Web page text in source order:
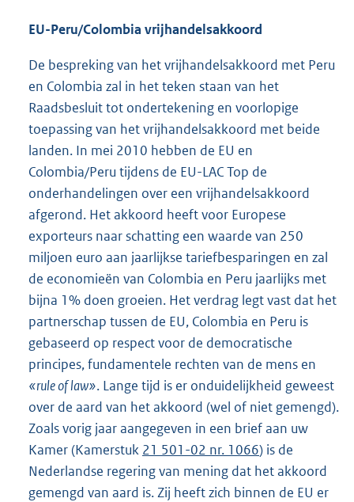
EU-Peru/Colombia vrijhandelsakkoord
De bespreking van het vrijhandelsakkoord met Peru
en Colombia zal in het teken staan van het
Raadsbesluit tot ondertekening en voorlopige
toepassing van het vrijhandelsakkoord met beide
landen. In mei 2010 hebben de EU en
Colombia/Peru tijdens de EU-LAC Top de
onderhandelingen over een vrijhandelsakkoord
afgerond. Het akkoord heeft voor Europese
exporteurs naar schatting een waarde van 250
miljoen euro aan jaarlijkse tariefbesparingen en zal
de economieën van Colombia en Peru jaarlijks met
bijna 1% doen groeien. Het verdrag legt vast dat het
partnerschap tussen de EU, Colombia en Peru is
gebaseerd op respect voor de democratische
principes, fundamentele rechten van de mens en
«rule of law». Lange tijd is er onduidelijkheid geweest
over de aard van het akkoord (wel of niet gemengd).
Zoals vorig jaar aangegeven in een brief aan uw
Kamer (Kamerstuk 21 501-02 nr. 1066) is de
Nederlandse regering van mening dat het akkoord
gemengd van aard is. Zij heeft zich binnen de EU er